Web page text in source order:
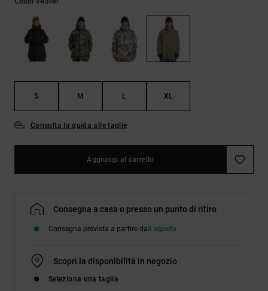
zaini
Cinture e
portamonete
alle
domande
più
frequenti e
accedi al
modulo di
le FAQ
S M L XL
Consulta la guida alle taglie
Aggiungi al carrello
Consegna a casa o presso un punto di ritiro
Consegna prevista a partire da8 agosto
Scopri la disponibilità in negozio
Seleziona una taglia